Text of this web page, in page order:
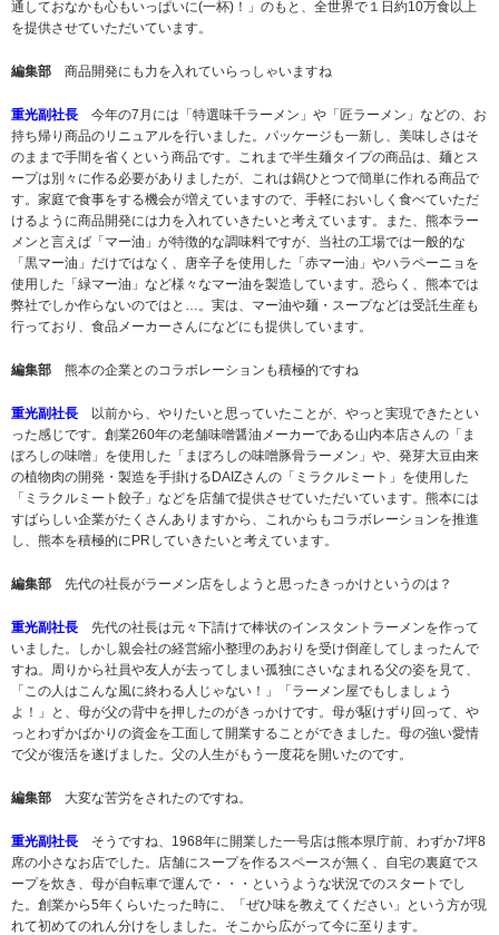
通しておなかも心もいっぱいに(一杯)！」のもと、全世界で１日約10万食以上
を提供させていただいています。
編集部 商品開発にも力を入れていらっしゃいますね
重光副社長 今年の7月には「特選味千ラーメン」や「匠ラーメン」などの、お
持ち帰り商品のリニュアルを行いました。パッケージも一新し、美味しさはそ
のままで手間を省くという商品です。これまで半生麺タイプの商品は、麺とス
ープは別々に作る必要がありましたが、これは鍋ひとつで簡単に作れる商品で
す。家庭で食事をする機会が増えていますので、手軽においしく食べていただ
けるように商品開発には力を入れていきたいと考えています。また、熊本ラー
メンと言えば「マー油」が特徴的な調味料ですが、当社の工場では一般的な
「黒マー油」だけではなく、唐辛子を使用した「赤マー油」やハラペーニョを
使用した「緑マー油」など様々なマー油を製造しています。恐らく、熊本では
弊社でしか作らないのではと…。実は、マー油や麺・スープなどは受託生産も
行っており、食品メーカーさんになどにも提供しています。
編集部 熊本の企業とのコラボレーションも積極的ですね
重光副社長 以前から、やりたいと思っていたことが、やっと実現できたとい
った感じです。創業260年の老舗味噌醤油メーカーである山内本店さんの「ま
ぼろしの味噌」を使用した「まぼろしの味噌豚骨ラーメン」や、発芽大豆由来
の植物肉の開発・製造を手掛けるDAIZさんの「ミラクルミート」を使用した
「ミラクルミート餃子」などを店舗で提供させていただいています。熊本には
すばらしい企業がたくさんありますから、これからもコラボレーションを推進
し、熊本を積極的にPRしていきたいと考えています。
編集部 先代の社長がラーメン店をしようと思ったきっかけというのは？
重光副社長 先代の社長は元々下請けで棒状のインスタントラーメンを作って
いました。しかし親会社の経営縮小整理のあおりを受け倒産してしまったんで
すね。周りから社員や友人が去ってしまい孤独にさいなまれる父の姿を見て、
「この人はこんな風に終わる人じゃない！」「ラーメン屋でもしましょう
よ！」と、母が父の背中を押したのがきっかけです。母が駆けずり回って、や
っとわずかばかりの資金を工面して開業することができました。母の強い愛情
で父が復活を遂げました。父の人生がもう一度花を開いたのです。
編集部 大変な苦労をされたのですね。
重光副社長 そうですね、1968年に開業した一号店は熊本県庁前、わずか7坪8
席の小さなお店でした。店舗にスープを作るスペースが無く、自宅の裏庭でス
ープを炊き、母が自転車で運んで・・・というような状況でのスタートでし
た。創業から5年くらいたった時に、「ぜひ味を教えてください」という方が現
れて初めてのれん分けをしました。そこから広がって今に至ります。